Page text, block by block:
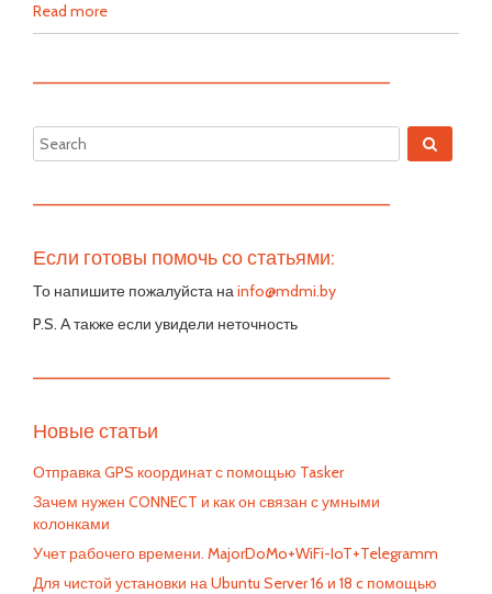
Read more
—————————————————————————
—————————————————————————
Если готовы помочь со статьями:
То напишите пожалуйста наinfo@mdmi.by
P.S. А также если увидели неточность
—————————————————————————
Новые статьи
Отправка GPS координат с помощью Tasker
Зачем нужен CONNECT и как он связан с умными
колонками
Учет рабочего времени. MajorDoMo+WiFi-IoT+Telegramm
Для чистой установки на Ubuntu Server 16 и 18 c помощью